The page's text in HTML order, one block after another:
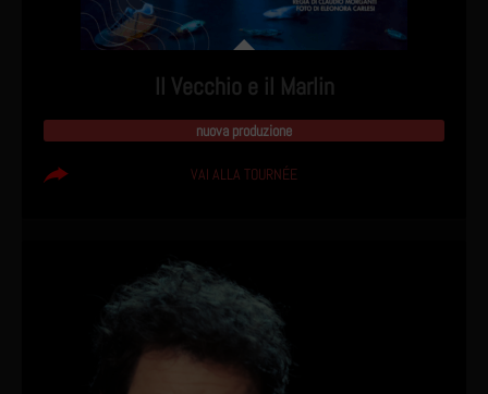
Il Vecchio e il Marlin
nuova produzione
VAI ALLA TOURNÉE